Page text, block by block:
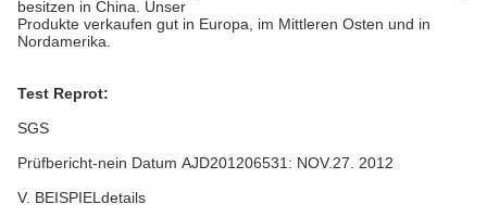
besitzen in China. Unser
Produkte verkaufen gut in Europa, im Mittleren Osten und in
Nordamerika.
Test Reprot:
SGS
Prüfbericht-nein Datum AJD201206531: NOV.27. 2012
V. BEISPIELdetails